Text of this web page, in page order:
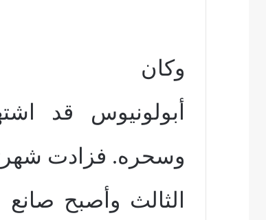
وكان
أبولونيوس قد
وسحره. فزادت
الثالث وأصبح